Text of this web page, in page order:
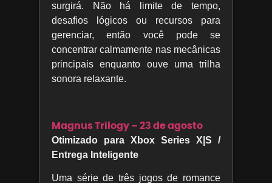
surgirá. Não há limite de tempo,
desafios lógicos ou recursos para
gerenciar, então você pode se
concentrar calmamente nas mecânicas
principais enquanto ouve uma trilha
sonora relaxante.
Magnus Trilogy – 23 de agosto
Otimizado para Xbox Series X|S /
Entrega Inteligente
Uma série de três jogos de romance